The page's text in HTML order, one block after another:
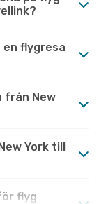
flygresa
från New
York till
flyg